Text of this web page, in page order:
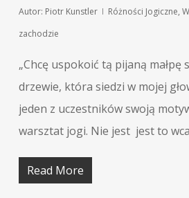
Autor: Piotr Kunstler Różności Jogiczne,
zachodzie
„Chcę uspokoić tą pijaną małpę
drzewie, która siedzi w mojej
jeden z uczestników swoją
warsztat jogi. Nie jest jest to
Read More